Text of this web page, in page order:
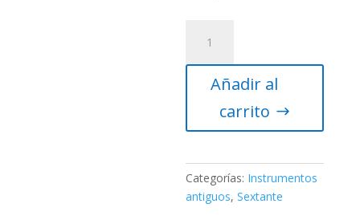
cantidad
Añadir al
carrito
Categorías: Instrumentos
antiguos,Sextante